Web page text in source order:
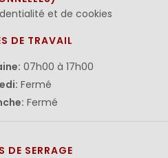
et de cookies
DE TRAVAIL
07h00 à 17h00
Fermé
Fermé
DE SERRAGE